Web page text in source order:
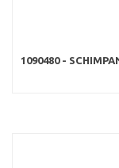
1090480 -